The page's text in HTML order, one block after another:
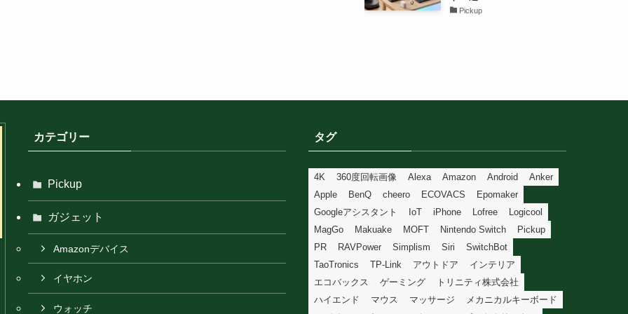
Pickup
カテゴリー
Pickup
ガジェット
Amazonデバイス
イヤホン
ウォッチ
タグ
4K 360度回転画像 Alexa Amazon Android
Anker
Apple
BenQ cheero ECOVACS
Epomaker
Googleアシスタント
IoT iPhone Lofree
Logicool
MagGo
Makuake MOFT Nintendo Switch
Pickup
PR
RAVPower Simplism Siri
SwitchBot
TaoTronics
TP-Link アウトドア
インテリア
エコバックス
ゲーミング
トリニティ株式会社
ハイエンド
マウス マッサージ
メカニカルキーボード